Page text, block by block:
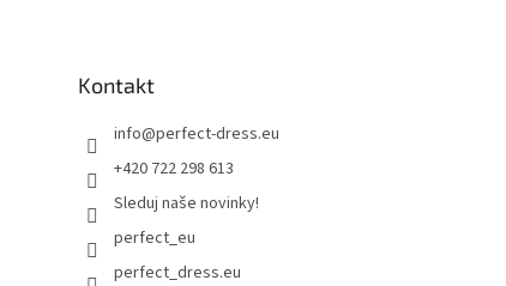
Kontakt
info@perfect-dress.eu
+420 722 298 613
Sleduj naše novinky!
perfect_eu
perfect_dress.eu